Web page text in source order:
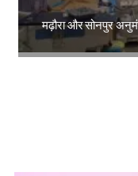
मढ़ौरा और सोनपुर
Amit Lekh